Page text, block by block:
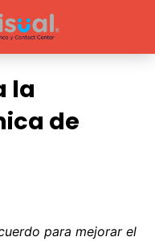
la
de
para mejorar el